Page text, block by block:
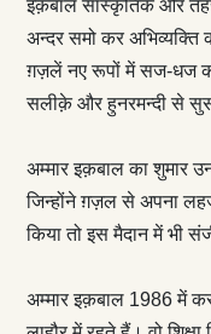
इक़बाल सांस्कृतिक और
अन्दर समो कर
ग़ज़लें नए रूपों में सज-धज
सलीक़े और हुनरमन्दी से
अम्मार इक़बाल का शुमार
जिन्होंने ग़ज़ल से अपना
किया तो इस मैदान में भी
अम्मार इक़बाल 1986 में